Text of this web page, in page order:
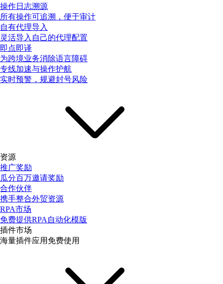
操作日志溯源
所有操作可追溯，便于审计
自有代理导入
灵活导入自己的代理配置
即点即译
为跨境业务消除语言障碍
专线加速与操作护航
实时预警，规避封号风险
资源
推广奖励
瓜分百万邀请奖励
合作伙伴
携手整合外贸资源
RPA市场
免费提供RPA自动化模版
插件市场
海量插件应用免费使用